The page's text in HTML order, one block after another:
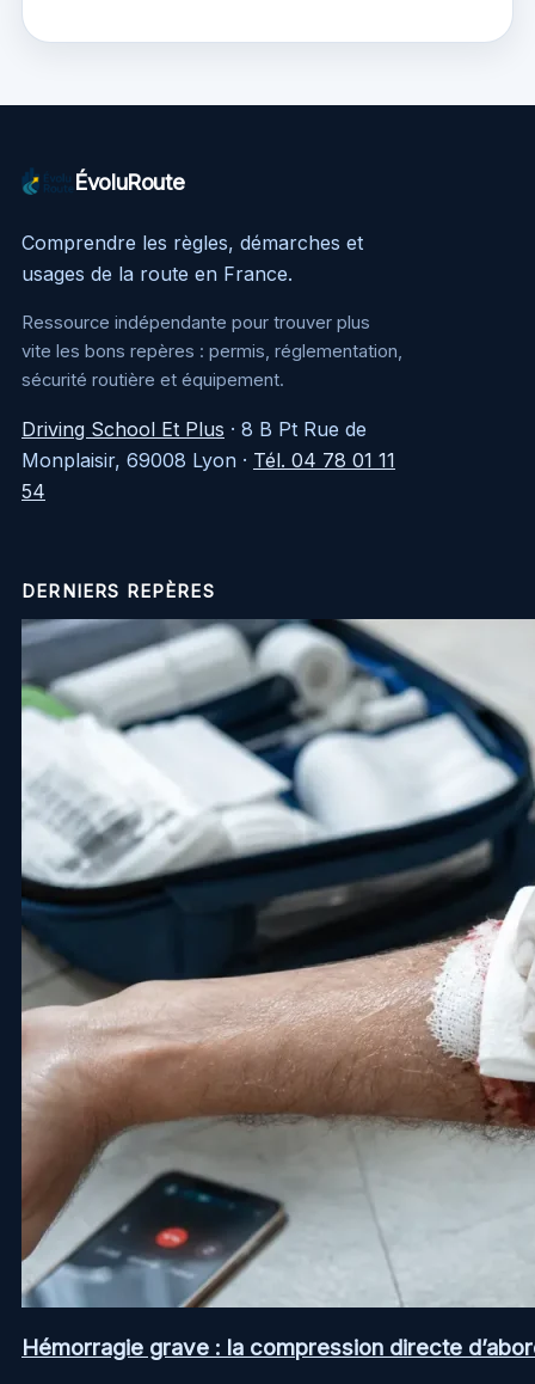
ÉvoluRoute
Comprendre les règles, démarches et
usages de la route en France.
Ressource indépendante pour trouver plus
vite les bons repères : permis, réglementation,
sécurité routière et équipement.
Driving School Et Plus · 8 B Pt Rue de
Monplaisir, 69008 Lyon · Tél. 04 78 01 11
54
DERNIERS REPÈRES
Hémorragie grave : la compression directe